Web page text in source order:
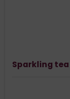
Sparkling